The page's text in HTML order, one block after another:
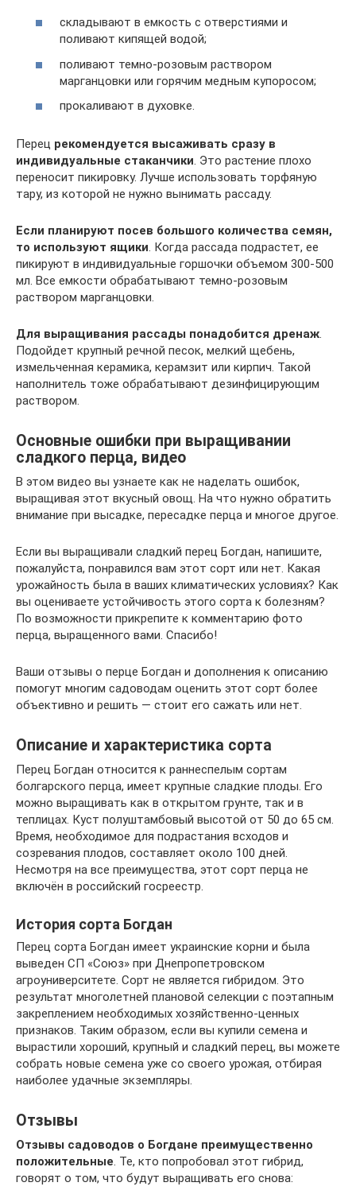
складывают в емкость с отверстиями и
поливают кипящей водой;
поливают темно-розовым раствором
марганцовки или горячим медным купоросом;
прокаливают в духовке.
Перец рекомендуется высаживать сразу в
индивидуальные стаканчики. Это растение плохо
переносит пикировку. Лучше использовать торфяную
тару, из которой не нужно вынимать рассаду.
Если планируют посев большого количества семян,
то используют ящики. Когда рассада подрастет, ее
пикируют в индивидуальные горшочки объемом 300-500
мл. Все емкости обрабатывают темно-розовым
раствором марганцовки.
Для выращивания рассады понадобится дренаж.
Подойдет крупный речной песок, мелкий щебень,
измельченная керамика, керамзит или кирпич. Такой
наполнитель тоже обрабатывают дезинфицирующим
раствором.
Основные ошибки при выращивании
сладкого перца, видео
В этом видео вы узнаете как не наделать ошибок,
выращивая этот вкусный овощ. На что нужно обратить
внимание при высадке, пересадке перца и многое другое.
Если вы выращивали сладкий перец Богдан, напишите,
пожалуйста, понравился вам этот сорт или нет. Какая
урожайность была в ваших климатических условиях? Как
вы оцениваете устойчивость этого сорта к болезням?
По возможности прикрепите к комментарию фото
перца, выращенного вами. Спасибо!
Ваши отзывы о перце Богдан и дополнения к описанию
помогут многим садоводам оценить этот сорт более
объективно и решить — стоит его сажать или нет.
Описание и характеристика сорта
Перец Богдан относится к раннеспелым сортам
болгарского перца, имеет крупные сладкие плоды. Его
можно выращивать как в открытом грунте, так и в
теплицах. Куст полуштамбовый высотой от 50 до 65 см.
Время, необходимое для подрастания всходов и
созревания плодов, составляет около 100 дней.
Несмотря на все преимущества, этот сорт перца не
включён в российский госреестр.
История сорта Богдан
Перец сорта Богдан имеет украинские корни и была
выведен СП «Союз» при Днепропетровском
агроуниверситете. Сорт не является гибридом. Это
результат многолетней плановой селекции с поэтапным
закреплением необходимых хозяйственно-ценных
признаков. Таким образом, если вы купили семена и
вырастили хороший, крупный и сладкий перец, вы можете
собрать новые семена уже со своего урожая, отбирая
наиболее удачные экземпляры.
Отзывы
Отзывы садоводов о Богдане преимущественно
положительные. Те, кто попробовал этот гибрид,
говорят о том, что будут выращивать его снова: